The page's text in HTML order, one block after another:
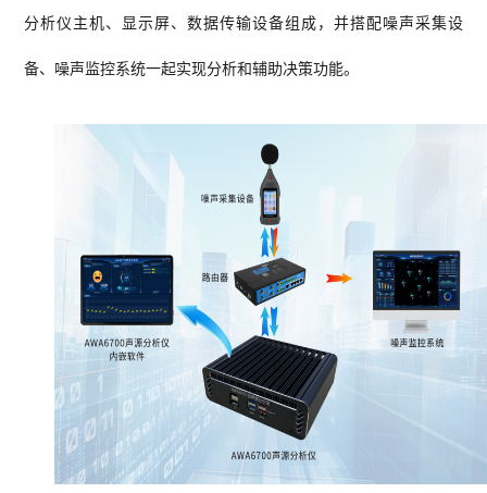
分析仪主机、显示屏、数据传输设备组成，并搭配噪声采集设
备、噪声监控系统一起实现分析和辅助决策功能。